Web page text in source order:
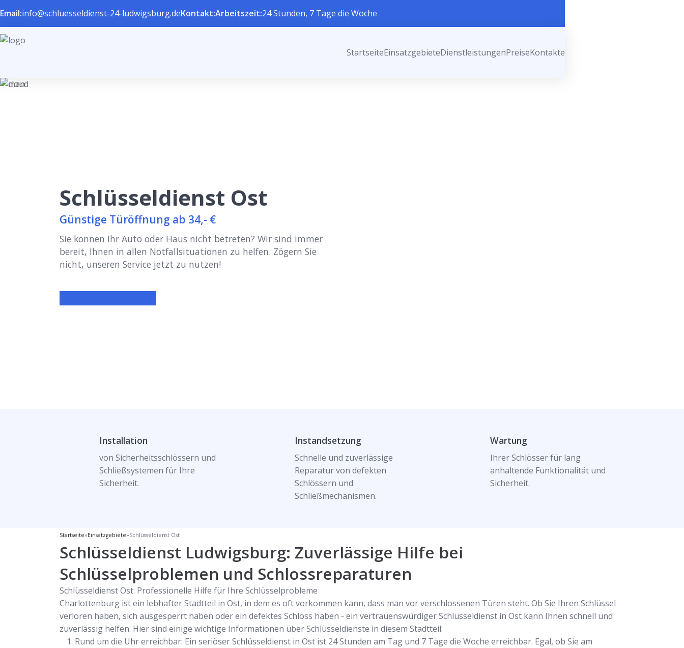
Email:info@schluesseldienst-24-ludwigsburg.deKontakt:Arbeitszeit:24 Stunden, 7 Tage die Woche
StartseiteEinsatzgebieteDienstleistungenPreiseKontakte
Schlüsseldienst Ost
Günstige Türöffnung ab 34,- €
Sie können Ihr Auto oder Haus nicht betreten? Wir sind immer
bereit, Ihnen in allen Notfallsituationen zu helfen. Zögern Sie
nicht, unseren Service jetzt zu nutzen!
Installation
von Sicherheitsschlössern und
Schließsystemen für Ihre
Sicherheit.
Instandsetzung
Schnelle und zuverlässige
Reparatur von defekten
Schlössern und
Schließmechanismen.
Wartung
Ihrer Schlösser für lang
anhaltende Funktionalität und
Sicherheit.
Startseite»Einsatzgebiete»Schlüsseldienst Ost
Schlüsseldienst Ludwigsburg: Zuverlässige Hilfe bei
Schlüsselproblemen und Schlossreparaturen
Schlüsseldienst Ost: Professionelle Hilfe für Ihre Schlüsselprobleme
Charlottenburg ist ein lebhafter Stadtteil in Ost, in dem es oft vorkommen kann, dass man vor verschlossenen Türen steht. Ob Sie Ihren Schlüssel
verloren haben, sich ausgesperrt haben oder ein defektes Schloss haben - ein vertrauenswürdiger Schlüsseldienst in Ost kann Ihnen schnell und
zuverlässig helfen. Hier sind einige wichtige Informationen über Schlüsseldienste in diesem Stadtteil:
Rund um die Uhr erreichbar: Ein seriöser Schlüsseldienst in Ost ist 24 Stunden am Tag und 7 Tage die Woche erreichbar. Egal, ob Sie am